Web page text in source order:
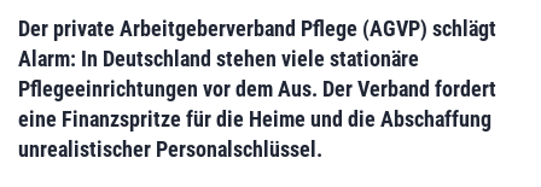
Der private Arbeitgeberverband Pflege (AGVP) schlägt
Alarm: In Deutschland stehen viele stationäre
Pflegeeinrichtungen vor dem Aus. Der Verband fordert
eine Finanzspritze für die Heime und die Abschaffung
unrealistischer Personalschlüssel.